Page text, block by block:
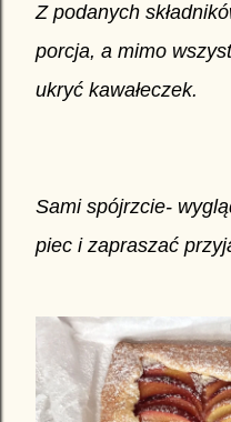
Z podanych
porcja, a mimo
ukryć kawałeczek.
Sami spójrzcie-
piec i zapraszać